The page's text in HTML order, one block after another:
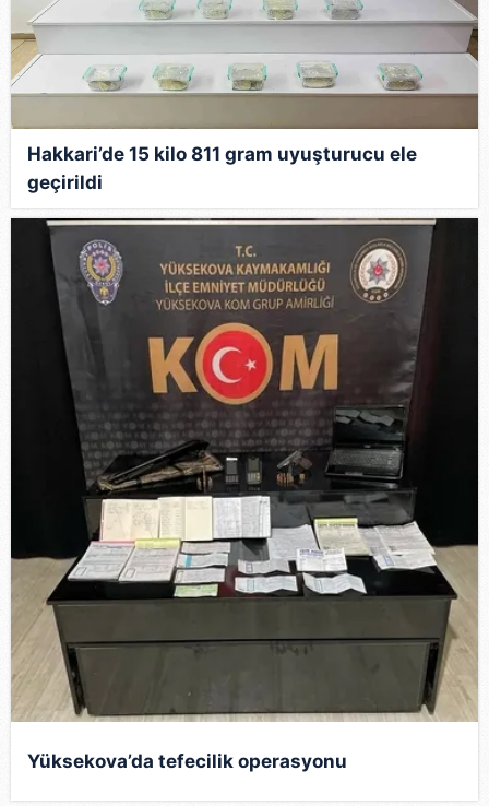
Hakkari’de 15 kilo 811 gram uyuşturucu ele
geçirildi
Yüksekova’da tefecilik operasyonu